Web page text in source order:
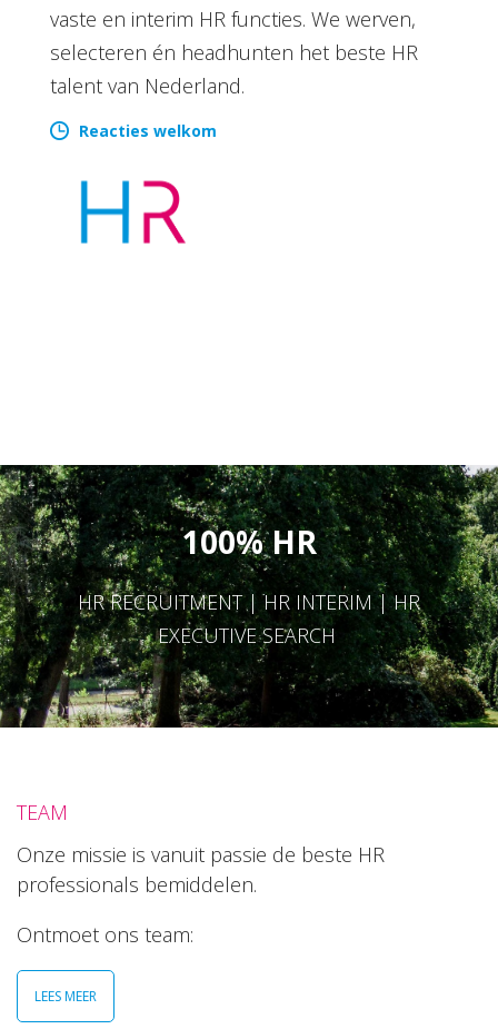
vaste en interim HR functies. We werven,
selecteren én headhunten het beste HR
talent van Nederland.
Reacties welkom
100% HR
HR RECRUITMENT | HR INTERIM | HR
EXECUTIVE SEARCH
TEAM
Onze missie is vanuit passie de beste HR
professionals bemiddelen.
Ontmoet ons team:
LEES MEER